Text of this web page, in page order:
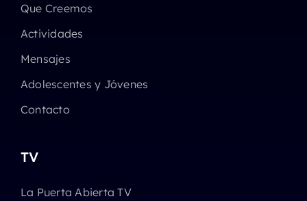
Que Creemos
Actividades
Mensajes
Adolescentes y Jóvenes
Contacto
TV
La Puerta Abierta TV